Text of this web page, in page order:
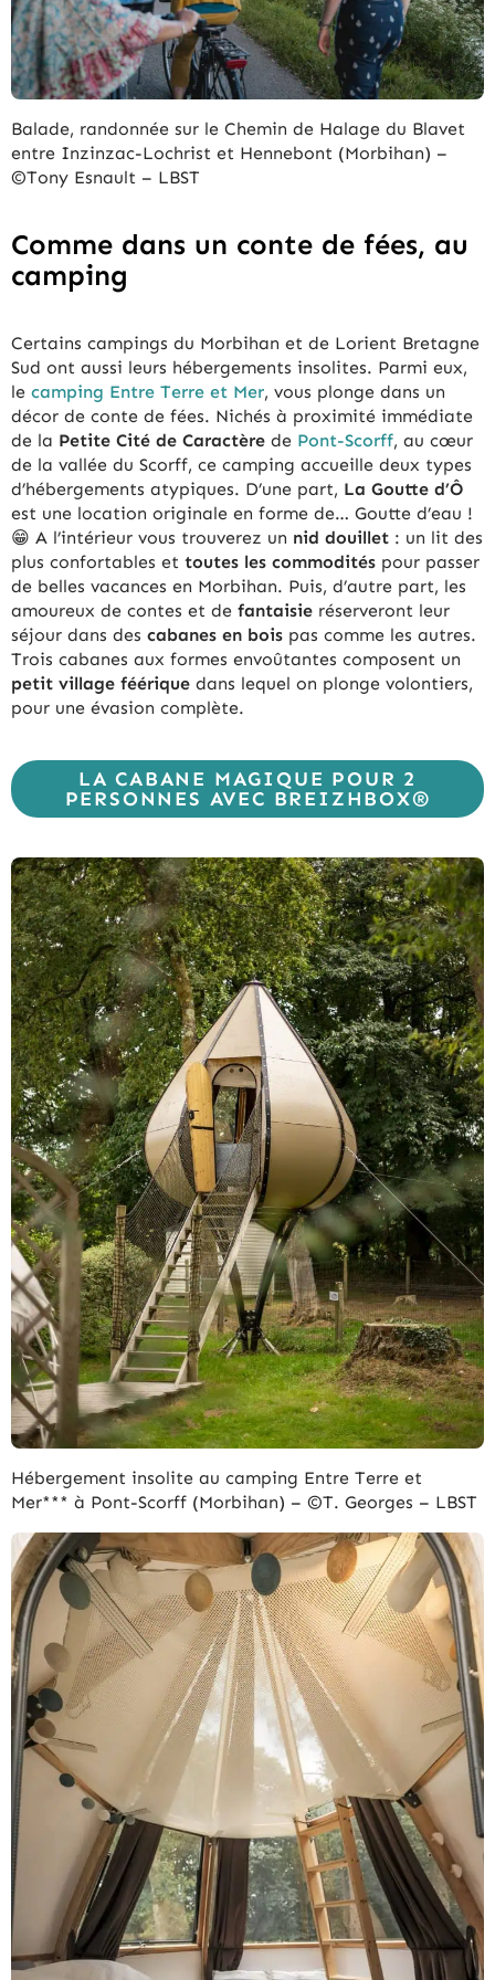
Balade, randonnée sur le Chemin de Halage du Blavet
entre Inzinzac-Lochrist et Hennebont (Morbihan) –
©Tony Esnault – LBST
Comme dans un conte de fées, au
camping
Certains campings du Morbihan et de Lorient Bretagne
Sud ont aussi leurs hébergements insolites. Parmi eux,
le camping Entre Terre et Mer, vous plonge dans un
décor de conte de fées. Nichés à proximité immédiate
de la Petite Cité de Caractère de Pont-Scorff, au cœur
de la vallée du Scorff, ce camping accueille deux types
d’hébergements atypiques. D’une part, La Goutte d’Ô
est une location originale en forme de… Goutte d’eau !
😁 A l’intérieur vous trouverez un nid douillet : un lit des
plus confortables et toutes les commodités pour passer
de belles vacances en Morbihan. Puis, d’autre part, les
amoureux de contes et de fantaisie réserveront leur
séjour dans des cabanes en bois pas comme les autres.
Trois cabanes aux formes envoûtantes composent un
petit village féérique dans lequel on plonge volontiers,
pour une évasion complète.
LA CABANE MAGIQUE POUR 2
PERSONNES AVEC BREIZHBOX®
Hébergement insolite au camping Entre Terre et
Mer*** à Pont-Scorff (Morbihan) – ©T. Georges – LBST